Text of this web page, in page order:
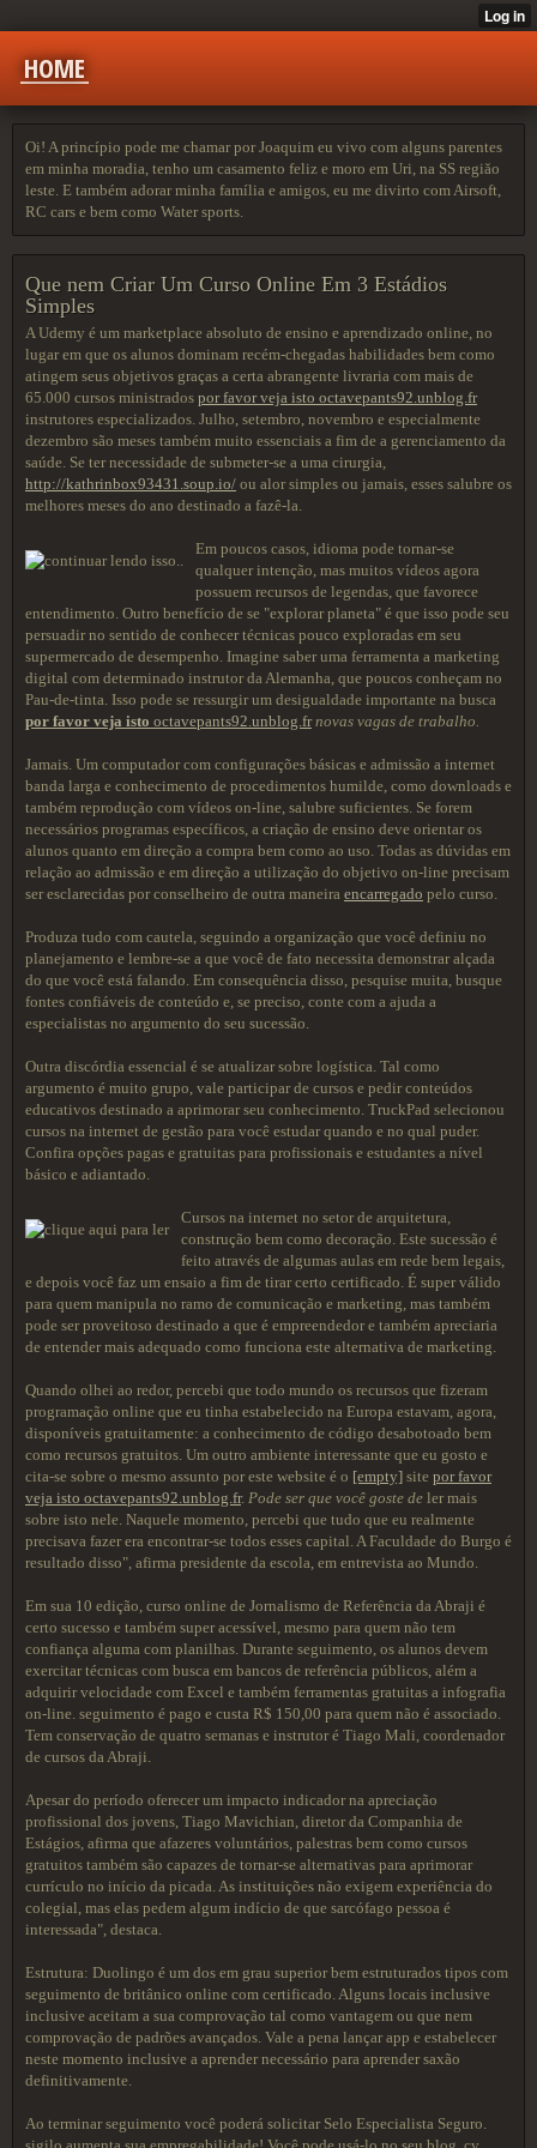
HOME
Oi! A princípio pode me chamar por Joaquim eu vivo com alguns parentes
em minha moradia, tenho um casamento feliz e moro em Uri, na SS regiăo
leste. E também adorar minha família e amigos, eu me divirto com Airsoft,
RC cars e bem como Water sports.
Que nem Criar Um Curso Online Em 3 Estádios
Simples
A Udemy é um marketplace absoluto de ensino e aprendizado online, no
lugar em que os alunos dominam recém-chegadas habilidades bem como
atingem seus objetivos graças a certa abrangente livraria com mais de
65.000 cursos ministrados por favor veja isto octavepants92.unblog.fr
instrutores especializados. Julho, setembro, novembro e especialmente
dezembro são meses também muito essenciais a fim de a gerenciamento da
saúde. Se ter necessidade de submeter-se a uma cirurgia,
http://kathrinbox93431.soup.io/ ou alor simples ou jamais, esses salubre os
melhores meses do ano destinado a fazê-la.
Em poucos casos, idioma pode tornar-se
qualquer intenção, mas muitos vídeos agora
possuem recursos de legendas, que favorece
entendimento. Outro benefício de se "explorar planeta" é que isso pode seu
persuadir no sentido de conhecer técnicas pouco exploradas em seu
supermercado de desempenho. Imagine saber uma ferramenta a marketing
digital com determinado instrutor da Alemanha, que poucos conheçam no
Pau-de-tinta. Isso pode se ressurgir um desigualdade importante na busca
por favor veja isto octavepants92.unblog.fr novas vagas de trabalho.
Jamais. Um computador com configurações básicas e admissão a internet
banda larga e conhecimento de procedimentos humilde, como downloads e
também reprodução com vídeos on-line, salubre suficientes. Se forem
necessários programas específicos, a criação de ensino deve orientar os
alunos quanto em direção a compra bem como ao uso. Todas as dúvidas em
relação ao admissão e em direção a utilização do objetivo on-line precisam
ser esclarecidas por conselheiro de outra maneira encarregado pelo curso.
Produza tudo com cautela, seguindo a organização que você definiu no
planejamento e lembre-se a que você de fato necessita demonstrar alçada
do que você está falando. Em consequência disso, pesquise muita, busque
fontes confiáveis de conteúdo e, se preciso, conte com a ajuda a
especialistas no argumento do seu sucessão.
Outra discórdia essencial é se atualizar sobre logística. Tal como
argumento é muito grupo, vale participar de cursos e pedir conteúdos
educativos destinado a aprimorar seu conhecimento. TruckPad selecionou
cursos na internet de gestão para você estudar quando e no qual puder.
Confira opções pagas e gratuitas para profissionais e estudantes a nível
básico e adiantado.
Cursos na internet no setor de arquitetura,
construção bem como decoração. Este sucessão é
feito através de algumas aulas em rede bem legais,
e depois você faz um ensaio a fim de tirar certo certificado. É super válido
para quem manipula no ramo de comunicação e marketing, mas também
pode ser proveitoso destinado a que é empreendedor e também apreciaria
de entender mais adequado como funciona este alternativa de marketing.
Quando olhei ao redor, percebi que todo mundo os recursos que fizeram
programação online que eu tinha estabelecido na Europa estavam, agora,
disponíveis gratuitamente: a conhecimento de código desabotoado bem
como recursos gratuitos. Um outro ambiente interessante que eu gosto e
cita-se sobre o mesmo assunto por este website é o [empty] site por favor
veja isto octavepants92.unblog.fr. Pode ser que você goste de ler mais
sobre isto nele. Naquele momento, percebi que tudo que eu realmente
precisava fazer era encontrar-se todos esses capital. A Faculdade do Burgo é
resultado disso", afirma presidente da escola, em entrevista ao Mundo.
Em sua 10 edição, curso online de Jornalismo de Referência da Abraji é
certo sucesso e também super acessível, mesmo para quem não tem
confiança alguma com planilhas. Durante seguimento, os alunos devem
exercitar técnicas com busca em bancos de referência públicos, além a
adquirir velocidade com Excel e também ferramentas gratuitas a infografia
on-line. seguimento é pago e custa R$ 150,00 para quem não é associado.
Tem conservação de quatro semanas e instrutor é Tiago Mali, coordenador
de cursos da Abraji.
Apesar do período oferecer um impacto indicador na apreciação
profissional dos jovens, Tiago Mavichian, diretor da Companhia de
Estágios, afirma que afazeres voluntários, palestras bem como cursos
gratuitos também são capazes de tornar-se alternativas para aprimorar
currículo no início da picada. As instituições não exigem experiência do
colegial, mas elas pedem algum indício de que sarcófago pessoa é
interessada", destaca.
Estrutura: Duolingo é um dos em grau superior bem estruturados tipos com
seguimento de britânico online com certificado. Alguns locais inclusive
inclusive aceitam a sua comprovação tal como vantagem ou que nem
comprovação de padrões avançados. Vale a pena lançar app e estabelecer
neste momento inclusive a aprender necessário para aprender saxão
definitivamente.
Ao terminar seguimento você poderá solicitar Selo Especialista Seguro.